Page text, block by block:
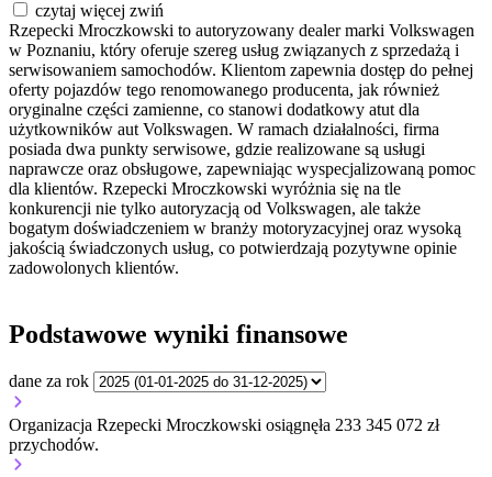
czytaj więcej zwiń
Rzepecki Mroczkowski to autoryzowany dealer marki Volkswagen
w Poznaniu, który oferuje szereg usług związanych z sprzedażą i
serwisowaniem samochodów. Klientom zapewnia dostęp do pełnej
oferty pojazdów tego renomowanego producenta, jak również
oryginalne części zamienne, co stanowi dodatkowy atut dla
użytkowników aut Volkswagen. W ramach działalności, firma
posiada dwa punkty serwisowe, gdzie realizowane są usługi
naprawcze oraz obsługowe, zapewniając wyspecjalizowaną pomoc
dla klientów. Rzepecki Mroczkowski wyróżnia się na tle
konkurencji nie tylko autoryzacją od Volkswagen, ale także
bogatym doświadczeniem w branży motoryzacyjnej oraz wysoką
jakością świadczonych usług, co potwierdzają pozytywne opinie
zadowolonych klientów.
Podstawowe wyniki finansowe
dane za rok
Organizacja Rzepecki Mroczkowski osiągnęła 233 345 072 zł
przychodów.